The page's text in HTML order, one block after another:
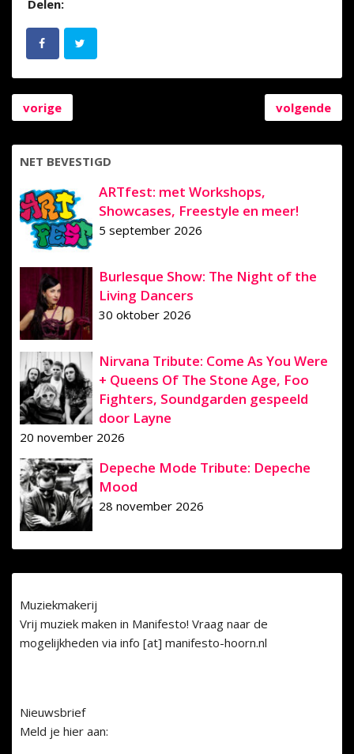
Delen:
vorige volgende
NET BEVESTIGD
ARTfest: met Workshops,
Showcases, Freestyle en meer!
5 september 2026
Burlesque Show: The Night of the
Living Dancers
30 oktober 2026
Nirvana Tribute: Come As You Were
+ Queens Of The Stone Age, Foo
Fighters, Soundgarden gespeeld
door Layne
20 november 2026
Depeche Mode Tribute: Depeche
Mood
28 november 2026
Muziekmakerij
Vrij muziek maken in Manifesto! Vraag naar de
mogelijkheden via info [at] manifesto-hoorn.nl
Nieuwsbrief
Meld je hier aan: